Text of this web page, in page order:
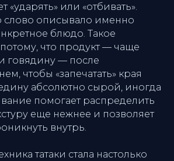
«ударять» или «отбивать».
слово описывало именно
блюдо. Такое
что продукт — чаще
говядину — после
чтобы «запечатать» края
абсолютно сырой, иногда
помогает распределить
еще нежнее и позволяет
внутрь.
татаки стала настолько